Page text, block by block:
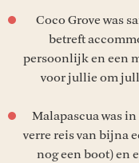
Coco Grove was
betreft
persoonlijk en een
voor jullie om
Malapascua was
verre reis van bijna
nog een boot) en